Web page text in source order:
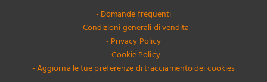
- Domande frequenti
- Condizioni generali di vendita
- Privacy Policy
- Cookie Policy
- Aggiorna le tue preferenze di tracciamento dei cookies